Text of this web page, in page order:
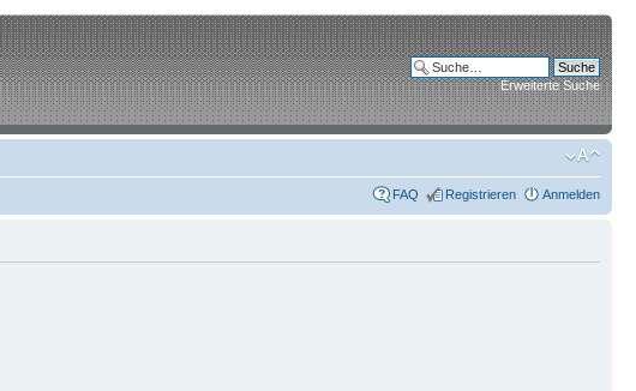
Erweiterte Suche
FAQ Registrieren Anmelden